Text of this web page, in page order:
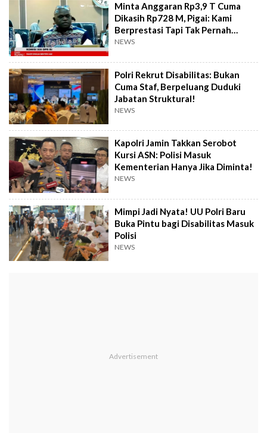
Minta Anggaran Rp3,9 T Cuma
Dikasih Rp728 M, Pigai: Kami
Berprestasi Tapi Tak Pernah
Diapresiasi DPR
NEWS
Polri Rekrut Disabilitas: Bukan
Cuma Staf, Berpeluang Duduki
Jabatan Struktural!
NEWS
Kapolri Jamin Takkan Serobot
Kursi ASN: Polisi Masuk
Kementerian Hanya Jika Diminta!
NEWS
Mimpi Jadi Nyata! UU Polri Baru
Buka Pintu bagi Disabilitas Masuk
Polisi
NEWS